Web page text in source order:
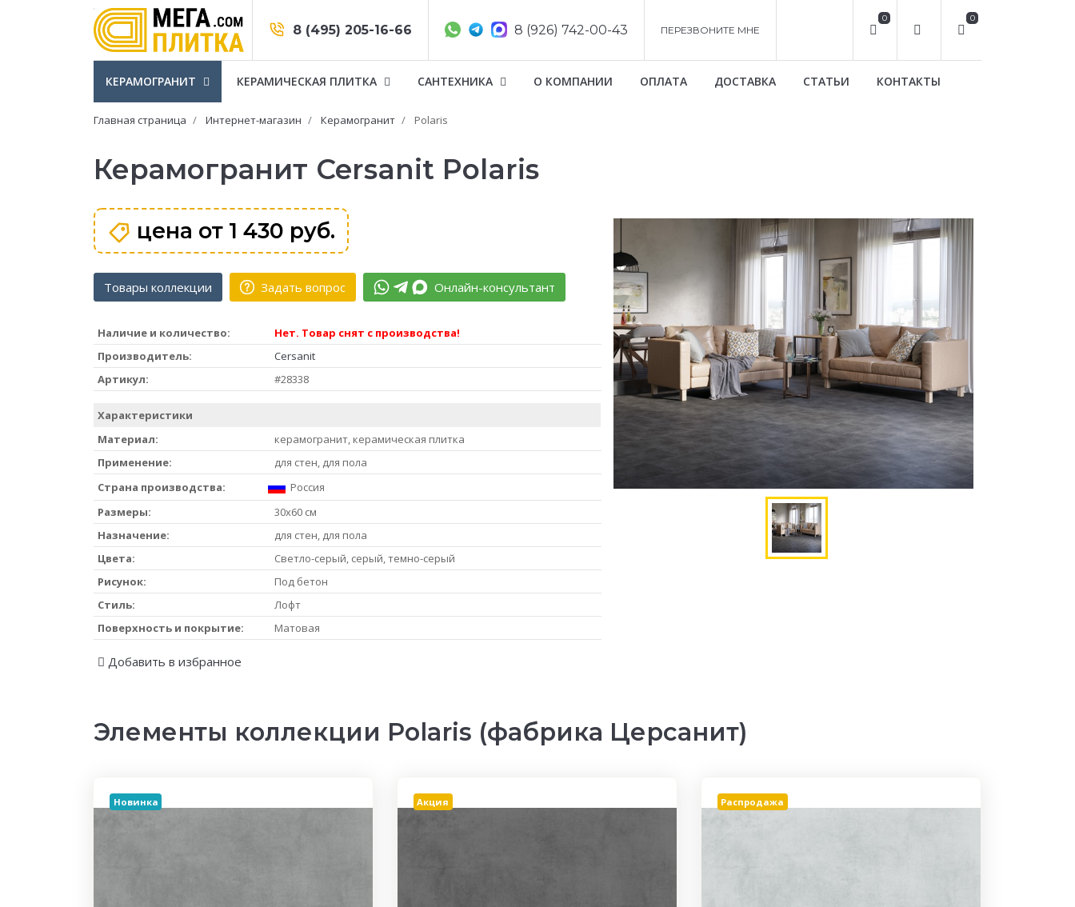
8 (495) 205-16-66 8 (926) 742-00-43 ПЕРЕЗВОНИТЕ МНЕ
0 0
КЕРАМОГРАНИТ КЕРАМИЧЕСКАЯ ПЛИТКА САНТЕХНИКА О КОМПАНИИ ОПЛАТА ДОСТАВКА СТАТЬИ КОНТАКТЫ
Главная страница Интернет-магазин Керамогранит Polaris
Керамогранит Cersanit Polaris
цена от 1 430 руб.
Товары коллекции Задать вопрос Онлайн-консультант
Наличие и количество:
Нет. Товар снят с производства!
Производитель:
Cersanit
Артикул:
#28338
Характеристики
Материал:
керамогранит, керамическая плитка
Применение:
для стен, для пола
Страна производства:
Россия
Размеры:
30x60 см
Назначение:
для стен, для пола
Цвета:
Светло-серый, серый, темно-серый
Рисунок:
Под бетон
Стиль:
Лофт
Поверхность и покрытие:
Матовая
Добавить в избранное
Элементы коллекции Polaris (фабрика Церсанит)
Новинка Акция Распродажа